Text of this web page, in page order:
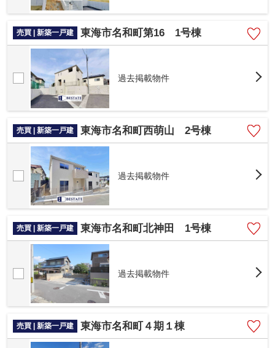
売買 | 新築一戸建 東海市名和町第16 1号棟
過去掲載物件
売買 | 新築一戸建 東海市名和町西萌山 2号棟
過去掲載物件
売買 | 新築一戸建 東海市名和町北神田 1号棟
過去掲載物件
売買 | 新築一戸建 東海市名和町４期１棟